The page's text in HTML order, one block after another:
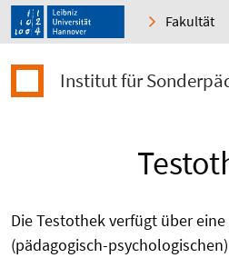
Fakultät
Institut für
Die Testothek verfügt über
(pädagogisch-